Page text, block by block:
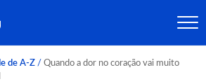
de A-Z / Quando a dor no coração vai muito